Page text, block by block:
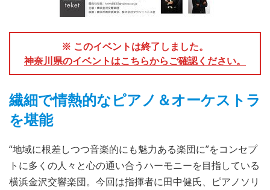
※ このイベントは終了しました。
神奈川県のイベントはこちらからご確認ください。
繊細で情熱的なピアノ＆オーケストラ
を堪能
“地域に根差しつつ音楽的にも魅力ある楽団に”をコンセプ
トに多くの人々と心の通い合うハーモニーを目指している
横浜金沢交響楽団。今回は指揮者に田中健氏、ピアノソリ